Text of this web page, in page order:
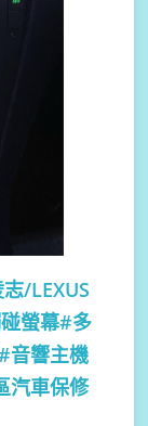
志/LEXUS
螢幕#多
音響主機
汽車保修